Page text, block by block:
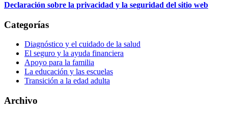
Declaración sobre la privacidad y la seguridad del sitio web
Categorías
Diagnóstico y el cuidado de la salud
El seguro y la ayuda financiera
Apoyo para la familia
La educación y las escuelas
Transición a la edad adulta
Archivo